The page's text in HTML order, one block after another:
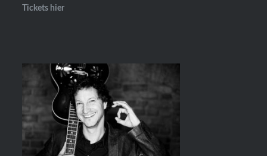
Tickets hier